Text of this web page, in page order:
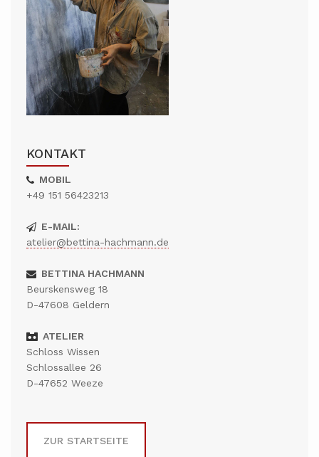
KONTAKT
MOBIL
+49 151 56423213
E-MAIL:
atelier@bettina-hachmann.de
BETTINA HACHMANN
Beurskensweg 18
D-47608 Geldern
ATELIER
Schloss Wissen
Schlossallee 26
D-47652 Weeze
ZUR STARTSEITE